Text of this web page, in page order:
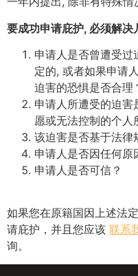
要成功申请庇护, 必须解决
申请人是否曾遭受过
定的, 或者如果申请
迫害的恐惧是否合理
申请人所遭受的迫害
愿或无法控制的个人
该迫害是否基于法律
申请人是否因任何原
申请人是否可信？
如果您在原籍国因上述法
请庇护，并且您应该 联系
询。